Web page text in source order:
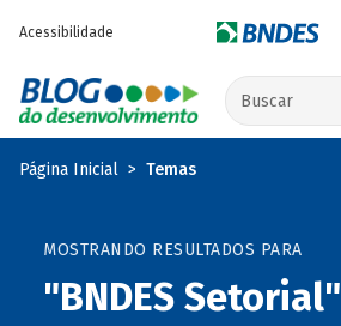
Acessibilidade
Buscar no site
Página Inicial Temas
MOSTRANDO RESULTADOS PARA
"BNDES Setorial"